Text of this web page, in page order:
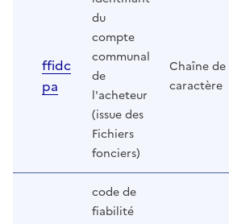
ffidc
pa
du
compte
communal
de
l'acheteur
(issue des
Fichiers
fonciers)
Chaîne de
caractère
code de
fiabilité